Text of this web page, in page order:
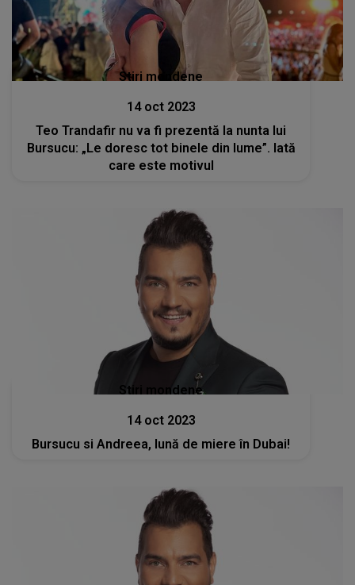
Stiri mondene
14 oct 2023
Teo Trandafir nu va fi prezentă la nunta lui
Bursucu: „Le doresc tot binele din lume”. Iată
care este motivul
Stiri mondene
14 oct 2023
Bursucu si Andreea, lună de miere în Dubai!